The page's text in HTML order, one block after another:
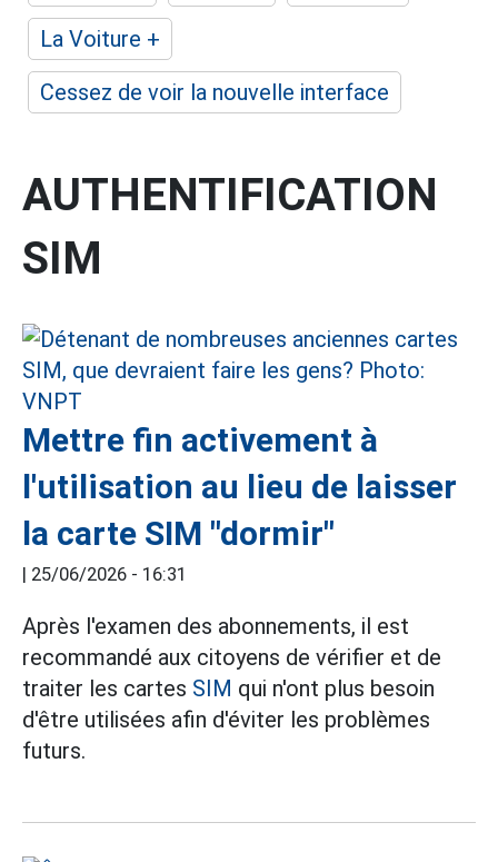
La Voiture +
Cessez de voir la nouvelle interface
AUTHENTIFICATION
SIM
Mettre fin activement à
l'utilisation au lieu de laisser
la carte SIM "dormir"
| 25/06/2026 - 16:31
Après l'examen des abonnements, il est
recommandé aux citoyens de vérifier et de
traiter les cartes SIM qui n'ont plus besoin
d'être utilisées afin d'éviter les problèmes
futurs.